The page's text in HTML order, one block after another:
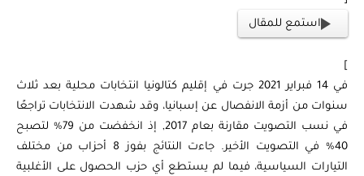
استمع للمقال
في 14 فبراير 2021 جرت في إقليم كتالونيا انتخابات محلية بعد ثلاث
سنوات من أزمة الانفصال عن إسبانيا، وقد شهدت الانتخابات تراجعًا
في نسب التصويت مقارنة بعام 2017, إذ انخفضت من 79% لتصبح
40% في التصويت الأخير. جاءت النتائج بفوز 8 أحزاب من مختلف
التيارات السياسية، فيما لم يستطع أي حزب الحصول على الأغلبية